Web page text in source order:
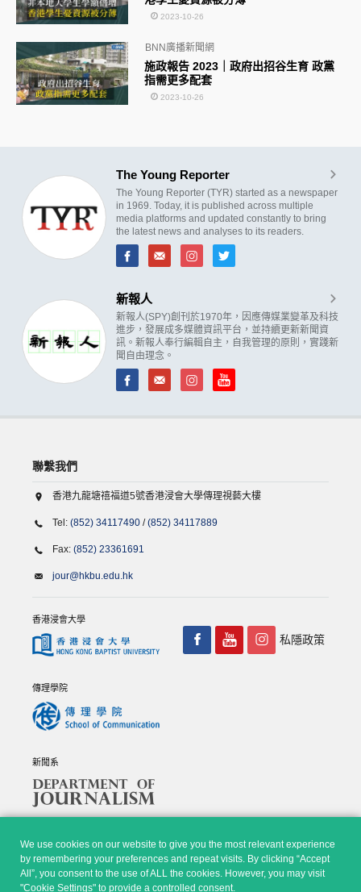
2023-10-26
施政報告 2023｜政府出招谷生育 政黨
指需更多配套
BNN廣播新聞網
2023-10-26
The Young Reporter
The Young Reporter (TYR) started as a newspaper
in 1969. Today, it is published across multiple
media platforms and updated constantly to bring
the latest news and analyses to its readers.
新報人
新報人(SPY)創刊於1970年，因應傳媒業變革及科技
進步，發展成多媒體資訊平台，並持續更新新聞資
訊。新報人奉行編輯自主，自我管理的原則，實踐新
聞自由理念。
We use cookies on our website to give you the most relevant experience
by remembering your preferences and repeat visits. By clicking “Accept
All”, you consent to the use of ALL the cookies. However, you may visit
"Cookie Settings" to provide a controlled consent.
聯繫我們
香港九龍塘禧福道5號香港浸會大學傳理視藝大樓
Tel: (852) 34117490 /(852) 34117889
Fax: (852) 23361691
jour@hkbu.edu.hk
香港浸會大學
傳理學院
新聞系
私隱政策
© Copyright 2026 - 香港浸會大學傳理學院, 新聞系 |Privacy